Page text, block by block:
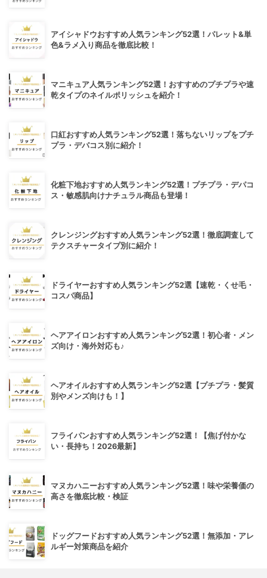
アイシャドウおすすめ人気ランキング52選！パレット&単
色&ラメ入り商品を徹底比較！
マニキュア人気ランキング52選！おすすめのプチプラや速
乾タイプのネイルポリッシュを紹介！
口紅おすすめ人気ランキング52選！落ちないリップをプチ
プラ・デパコス別に紹介！
化粧下地おすすめ人気ランキング52選！プチプラ・デパコ
ス・敏感肌向けナチュラル商品も登場！
クレンジングおすすめ人気ランキング52選！徹底調査して
テクスチャータイプ別に紹介！
ドライヤーおすすめ人気ランキング52選【速乾・くせ毛・
コスパ商品】
ヘアアイロンおすすめ人気ランキング52選！初心者・メン
ズ向け・海外対応も♪
ヘアオイルおすすめ人気ランキング52選【プチプラ・髪質
別やメンズ向けも！】
フライパンおすすめ人気ランキング52選！【焦げ付かな
い・長持ち！2026最新】
マヌカハニーおすすめ人気ランキング52選！味や栄養価の
高さを徹底比較・検証
ドッグフードおすすめ人気ランキング52選！無添加・アレ
ルギー対策商品を紹介